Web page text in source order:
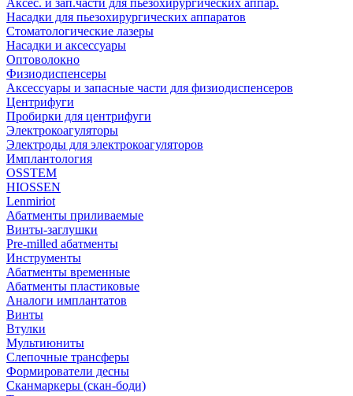
Аксес. и зап.части для пьезохирургических аппар.
Насадки для пьезохирургических аппаратов
Стоматологические лазеры
Насадки и аксессуары
Оптоволокно
Физиодиспенсеры
Аксессуары и запасные части для физиодиспенсеров
Центрифуги
Пробирки для центрифуги
Электрокоагуляторы
Электроды для электрокоагуляторов
Имплантология
OSSTEM
HIOSSEN
Lenmiriot
Абатменты приливаемые
Винты-заглушки
Pre-milled абатменты
Инструменты
Абатменты временные
Абатменты пластиковые
Аналоги имплантатов
Винты
Втулки
Мультиюниты
Слепочные трансферы
Формирователи десны
Сканмаркеры (скан-боди)